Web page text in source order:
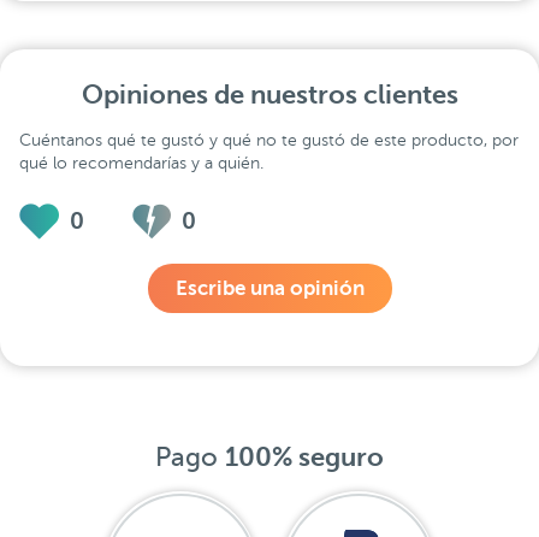
Opiniones de nuestros clientes
Cuéntanos qué te gustó y qué no te gustó de este producto, por
qué lo recomendarías y a quién.
0 0
Escribe una opinión
Pago 100% seguro